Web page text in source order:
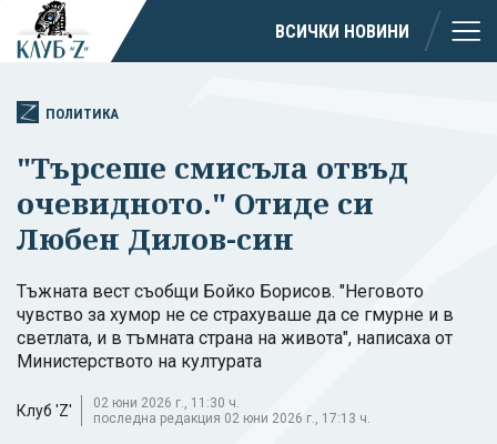
ВСИЧКИ НОВИНИ
ПОЛИТИКА
"Търсеше смисъла отвъд
очевидното." Отиде си
Любен Дилов-син
Тъжната вест съобщи Бойко Борисов. "Неговото
чувство за хумор не се страхуваше да се гмурне и в
светлата, и в тъмната страна на живота", написаха от
Министерството на културата
Клуб 'Z'
02 юни 2026 г., 11:30 ч.
последна редакция 02 юни 2026 г., 17:13 ч.